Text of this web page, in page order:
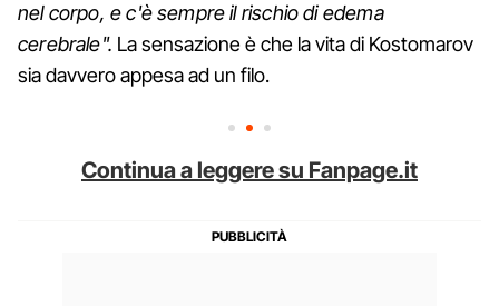
nel corpo, e c'è sempre il rischio di edema
cerebrale". La sensazione è che la vita di Kostomarov
sia davvero appesa ad un filo.
Continua a leggere su Fanpage.it